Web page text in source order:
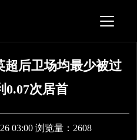
后卫场均最少被过
0.07次居首
03:00 浏览量：2608